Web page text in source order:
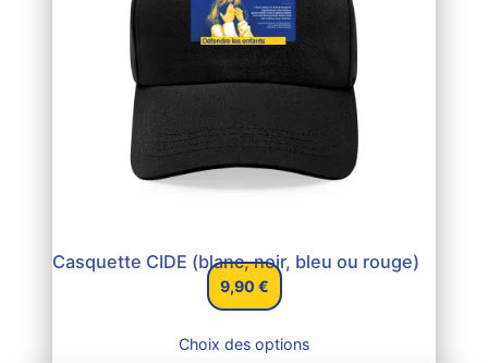
Casquette CIDE (blanc, noir, bleu ou rouge)
9,90 €
Choix des options